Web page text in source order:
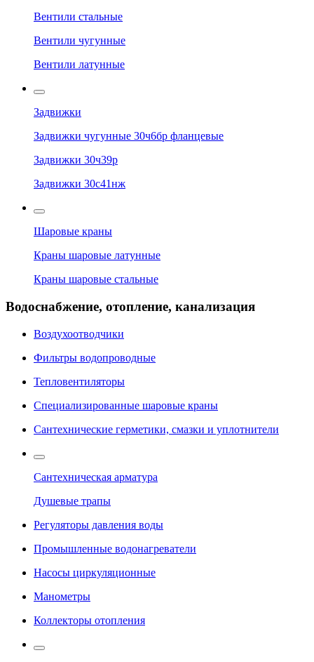
Вентили стальные
Вентили чугунные
Вентили латунные
Задвижки
Задвижки чугунные 30ч6бр фланцевые
Задвижки 30ч39р
Задвижки 30с41нж
Шаровые краны
Краны шаровые латунные
Краны шаровые стальные
Водоснабжение, отопление, канализация
Воздухоотводчики
Фильтры водопроводные
Тепловентиляторы
Специализированные шаровые краны
Сантехнические герметики, смазки и уплотнители
Сантехническая арматура
Душевые трапы
Регуляторы давления воды
Промышленные водонагреватели
Насосы циркуляционные
Манометры
Коллекторы отопления